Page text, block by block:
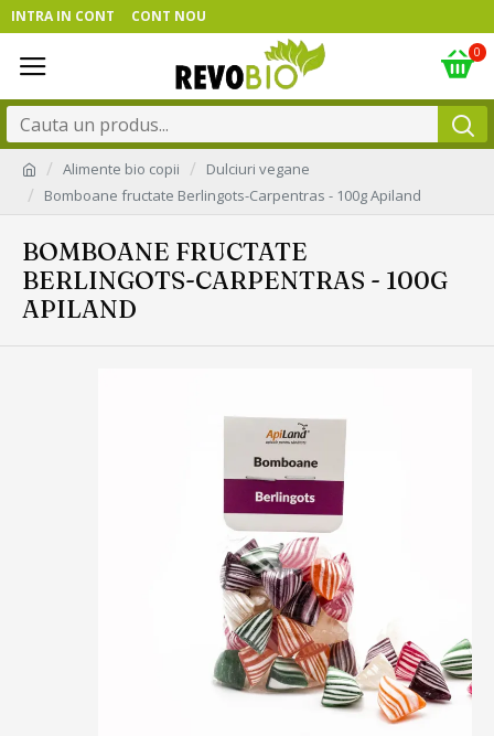
INTRA IN CONT CONT NOU
0
Alimente bio copii
Dulciuri vegane
Bomboane fructate Berlingots-Carpentras - 100g Apiland
BOMBOANE FRUCTATE
BERLINGOTS-CARPENTRAS - 100G
APILAND